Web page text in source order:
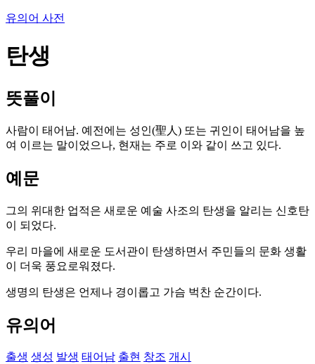
유의어 사전
탄생
뜻풀이
사람이 태어남. 예전에는 성인(聖人) 또는 귀인이 태어남을 높
여 이르는 말이었으나, 현재는 주로 이와 같이 쓰고 있다.
예문
그의 위대한 업적은 새로운 예술 사조의 탄생을 알리는 신호탄
이 되었다.
우리 마을에 새로운 도서관이 탄생하면서 주민들의 문화 생활
이 더욱 풍요로워졌다.
생명의 탄생은 언제나 경이롭고 가슴 벅찬 순간이다.
유의어
출생 생성 발생 태어남 출현 창조 개시